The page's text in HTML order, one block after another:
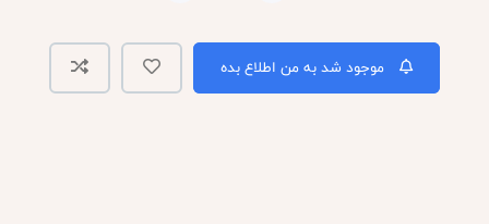
موجود شد به من اطلاع بده